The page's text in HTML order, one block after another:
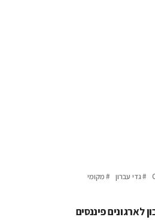
גדי עברון מקומי
פיננסים